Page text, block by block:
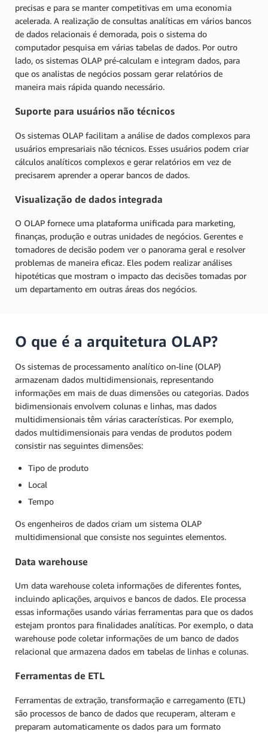
precisas e para se manter competitivas em uma economia
acelerada. A realização de consultas analíticas em vários bancos
de dados relacionais é demorada, pois o sistema do
computador pesquisa em várias tabelas de dados. Por outro
lado, os sistemas OLAP pré-calculam e integram dados, para
que os analistas de negócios possam gerar relatórios de
maneira mais rápida quando necessário.
Suporte para usuários não técnicos
Os sistemas OLAP facilitam a análise de dados complexos para
usuários empresariais não técnicos. Esses usuários podem criar
cálculos analíticos complexos e gerar relatórios em vez de
precisarem aprender a operar bancos de dados.
Visualização de dados integrada
O OLAP fornece uma plataforma unificada para marketing,
finanças, produção e outras unidades de negócios. Gerentes e
tomadores de decisão podem ver o panorama geral e resolver
problemas de maneira eficaz. Eles podem realizar análises
hipotéticas que mostram o impacto das decisões tomadas por
um departamento em outras áreas dos negócios.
O que é a arquitetura OLAP?
Os sistemas de processamento analítico on-line (OLAP)
armazenam dados multidimensionais, representando
informações em mais de duas dimensões ou categorias. Dados
bidimensionais envolvem colunas e linhas, mas dados
multidimensionais têm várias características. Por exemplo,
dados multidimensionais para vendas de produtos podem
consistir nas seguintes dimensões:
Tipo de produto
Local
Tempo
Os engenheiros de dados criam um sistema OLAP
multidimensional que consiste nos seguintes elementos.
Data warehouse
Um data warehouse coleta informações de diferentes fontes,
incluindo aplicações, arquivos e bancos de dados. Ele processa
essas informações usando várias ferramentas para que os dados
estejam prontos para finalidades analíticas. Por exemplo, o data
warehouse pode coletar informações de um banco de dados
relacional que armazena dados em tabelas de linhas e colunas.
Ferramentas de ETL
Ferramentas de extração, transformação e carregamento (ETL)
são processos de banco de dados que recuperam, alteram e
preparam automaticamente os dados para um formato